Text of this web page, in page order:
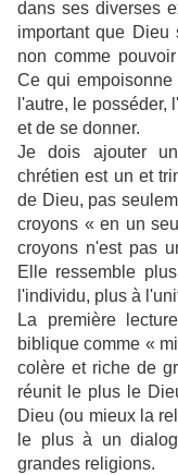
dans ses diverses
important que Dieu
non comme
Ce qui
l'autre, le
et de se donner.
Je dois ajouter
chrétien est un et
de Dieu, pas
croyons « en un
croyons n'est pas
Elle ressemble
l'individu, plus à
La première
biblique comme «
colère et riche de
réunit le plus le
Dieu (ou mieux la
le plus à un
grandes religions.